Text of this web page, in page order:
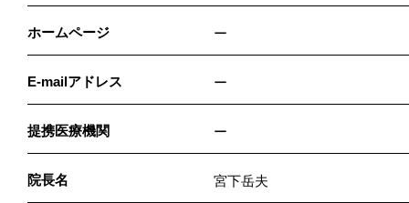
ホームページ ー
E-mailアドレス ー
提携医療機関 ー
院長名 宮下岳夫